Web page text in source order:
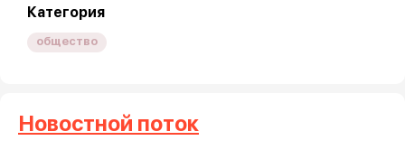
Категория
общество
Новостной поток